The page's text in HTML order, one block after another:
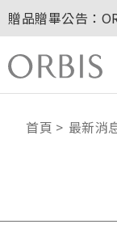
贈品贈畢公告：
玉山卡友獨享優
2027年清新會員募
全新回饋！聯邦
贈品贈畢公告：
贈品贈畢公告：
首頁 最新消